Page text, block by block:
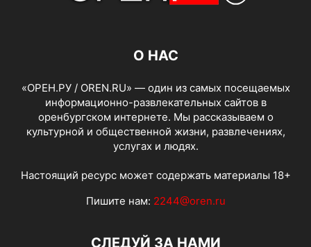
О НАС
«ОРЕН.РУ / OREN.RU» — один из самых посещаемых
информационно-развлекательных сайтов в
оренбургском интернете. Мы рассказываем о
культурной и общественной жизни, развлечениях,
услугах и людях.
Настоящий ресурс может содержать материалы 18+
Пишите нам: 2244@oren.ru
СЛЕДУЙ ЗА НАМИ